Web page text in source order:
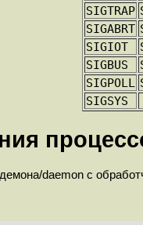
SIGTRAP
SIGABRT
SIGIOT
SIGBUS
SIGPOLL
SIGSYS
daemon с